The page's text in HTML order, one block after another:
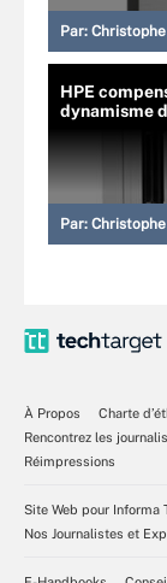
Par:
HPE
dynamisme
Par:
À Propos
Charte
Rencontrez les
Réimpressions
Site Web pour Informa
Nos Journalistes et